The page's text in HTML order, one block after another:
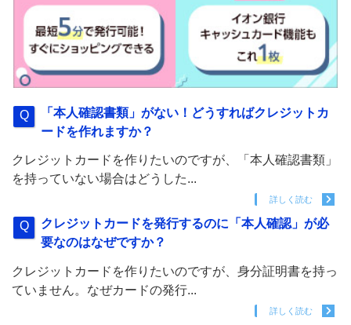
「本人確認書類」がない！どうすればクレジットカ
ードを作れますか？
クレジットカードを作りたいのですが、「本人確認書類」
を持っていない場合はどうした...
詳しく読む
クレジットカードを発行するのに「本人確認」が必
要なのはなぜですか？
クレジットカードを作りたいのですが、身分証明書を持っ
ていません。なぜカードの発行...
詳しく読む